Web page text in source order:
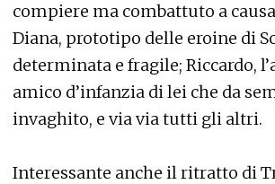
compiere ma combattuto a
Diana, prototipo delle eroine di
determinata e fragile; Riccardo,
amico d’infanzia di lei che da
invaghito, e via via tutti gli altri.
Interessante anche il ritratto di